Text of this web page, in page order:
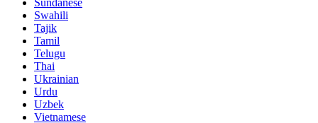
Sundanese
Swahili
Tajik
Tamil
Telugu
Thai
Ukrainian
Urdu
Uzbek
Vietnamese